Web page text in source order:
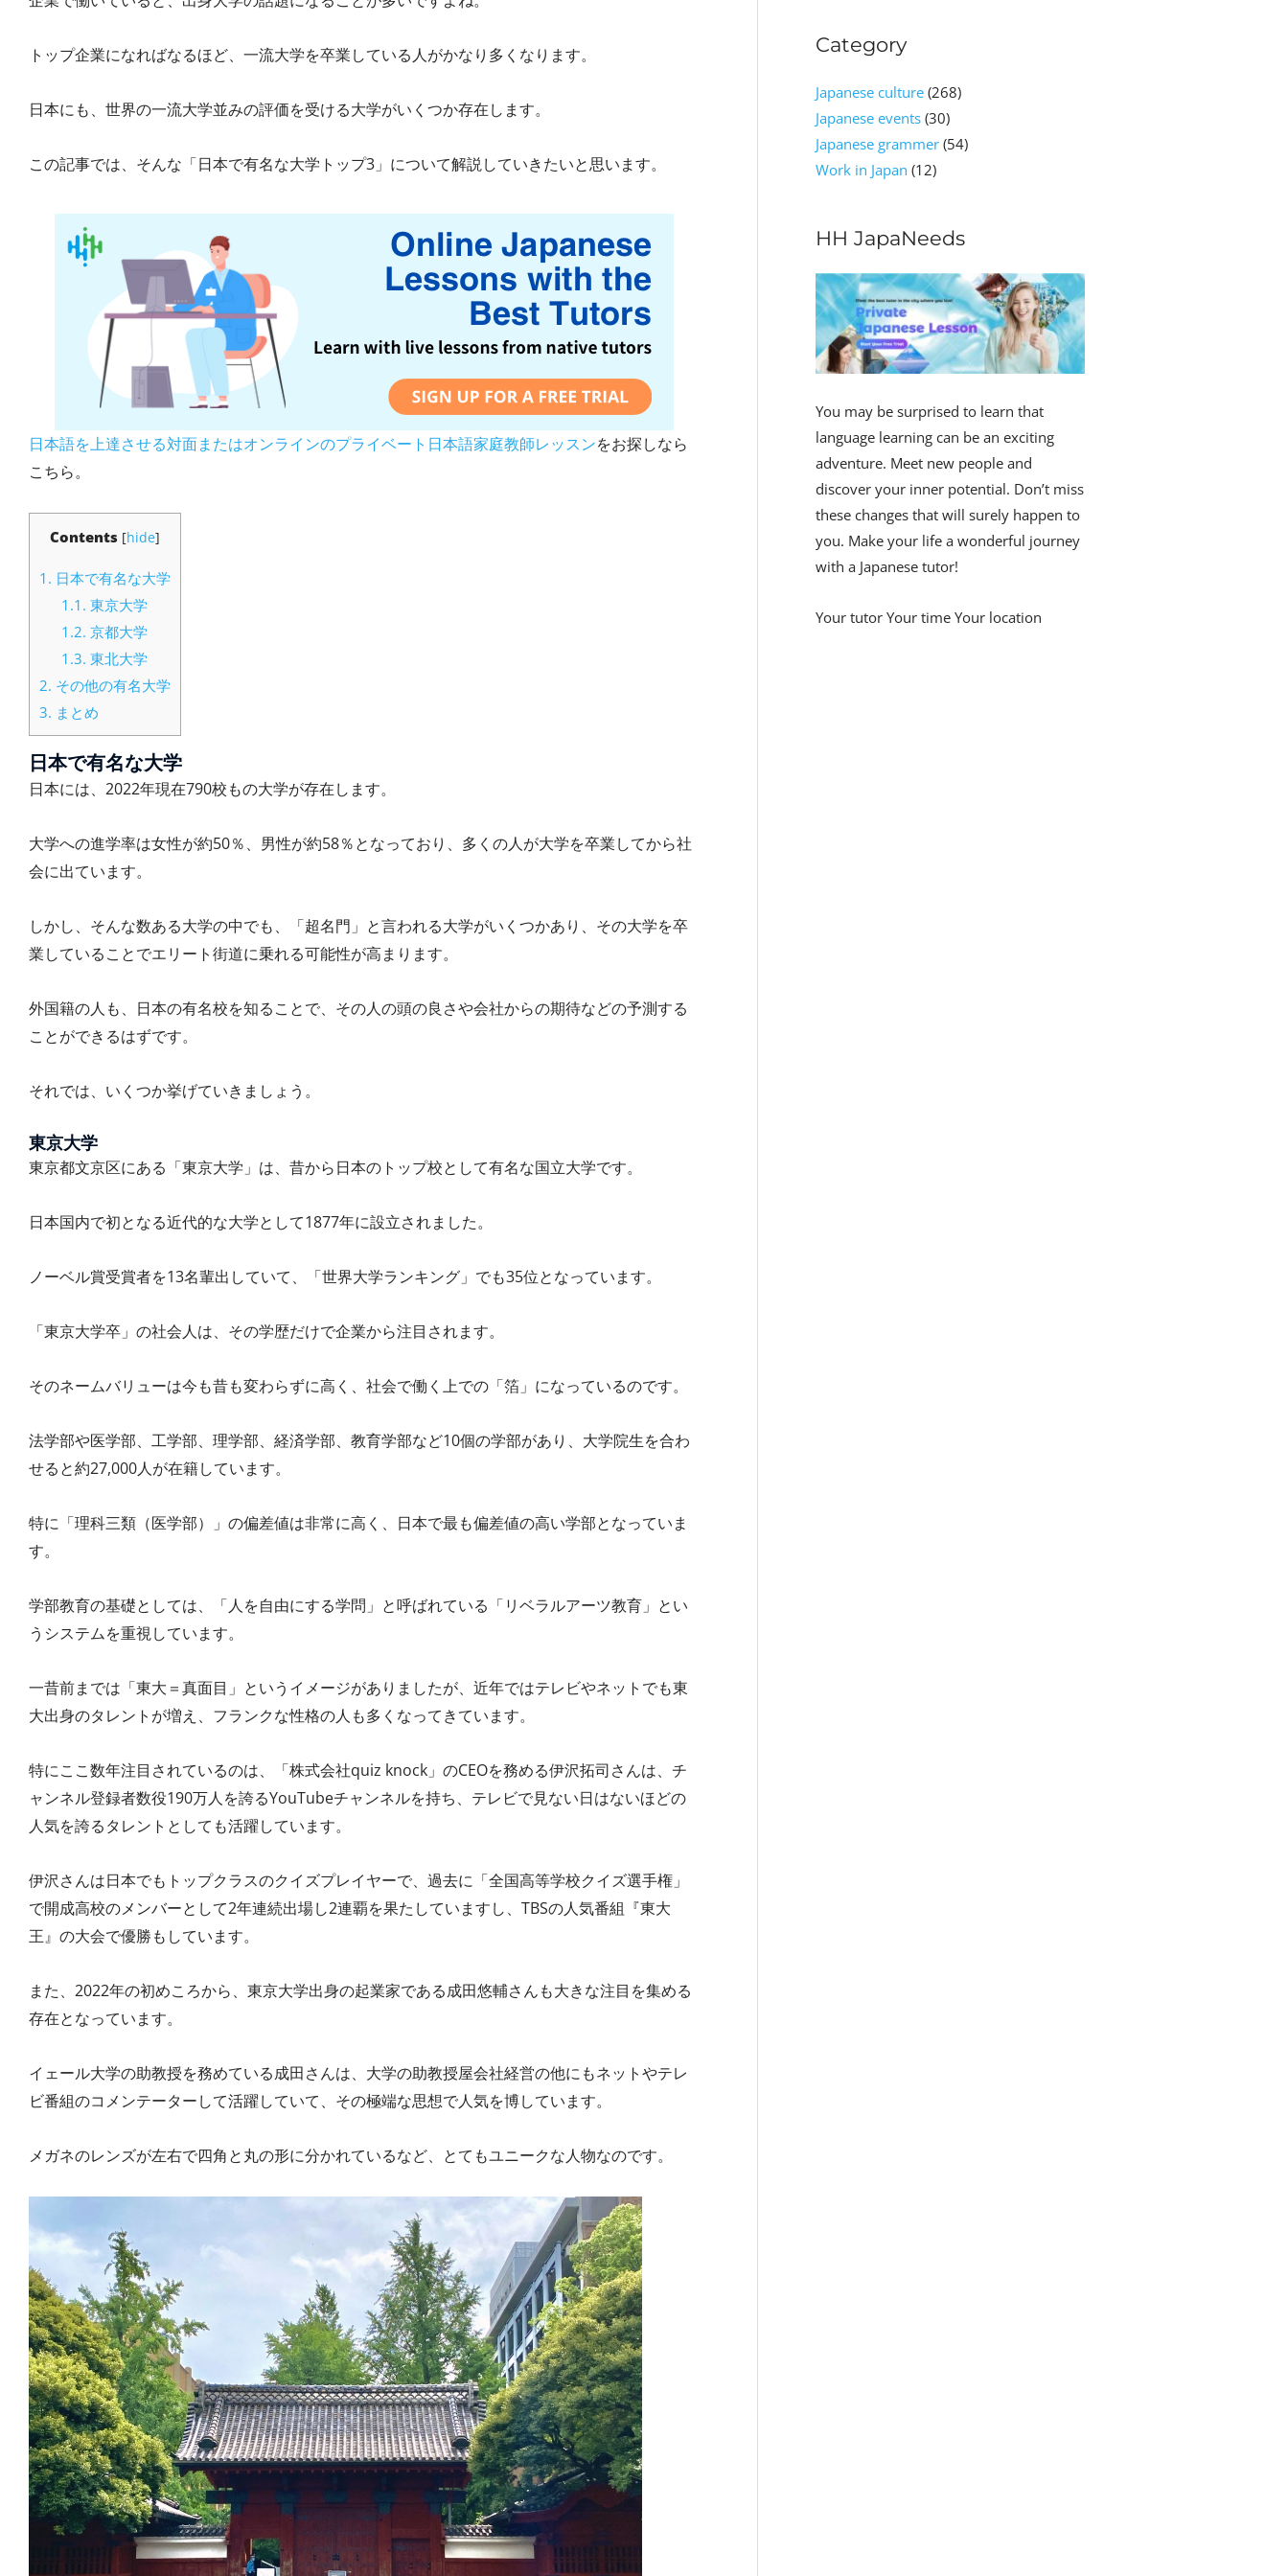
トップ企業になればなるほど、一流大学を卒業している人がかなり多くなります。
日本にも、世界の一流大学並みの評価を受ける大学がいくつか存在します。
この記事では、そんな「日本で有名な大学トップ3」について解説していきたいと思います。
日本語を上達させる対面またはオンラインのプライベート日本語家庭教師レッスンをお探しなら
こちら。
Contents [hide]
1. 日本で有名な大学
1.1. 東京大学
1.2. 京都大学
1.3. 東北大学
2. その他の有名大学
3. まとめ
日本で有名な大学
日本には、2022年現在790校もの大学が存在します。
大学への進学率は女性が約50％、男性が約58％となっており、多くの人が大学を卒業してから社
会に出ています。
しかし、そんな数ある大学の中でも、「超名門」と言われる大学がいくつかあり、その大学を卒
業していることでエリート街道に乗れる可能性が高まります。
外国籍の人も、日本の有名校を知ることで、その人の頭の良さや会社からの期待などの予測する
ことができるはずです。
それでは、いくつか挙げていきましょう。
東京大学
東京都文京区にある「東京大学」は、昔から日本のトップ校として有名な国立大学です。
日本国内で初となる近代的な大学として1877年に設立されました。
ノーベル賞受賞者を13名輩出していて、「世界大学ランキング」でも35位となっています。
「東京大学卒」の社会人は、その学歴だけで企業から注目されます。
そのネームバリューは今も昔も変わらずに高く、社会で働く上での「箔」になっているのです。
法学部や医学部、工学部、理学部、経済学部、教育学部など10個の学部があり、大学院生を合わ
せると約27,000人が在籍しています。
特に「理科三類（医学部）」の偏差値は非常に高く、日本で最も偏差値の高い学部となっていま
す。
学部教育の基礎としては、「人を自由にする学問」と呼ばれている「リベラルアーツ教育」とい
うシステムを重視しています。
一昔前までは「東大＝真面目」というイメージがありましたが、近年ではテレビやネットでも東
大出身のタレントが増え、フランクな性格の人も多くなってきています。
特にここ数年注目されているのは、「株式会社quiz knock」のCEOを務める伊沢拓司さんは、チ
ャンネル登録者数役190万人を誇るYouTubeチャンネルを持ち、テレビで見ない日はないほどの
人気を誇るタレントとしても活躍しています。
伊沢さんは日本でもトップクラスのクイズプレイヤーで、過去に「全国高等学校クイズ選手権」
で開成高校のメンバーとして2年連続出場し2連覇を果たしていますし、TBSの人気番組『東大
王』の大会で優勝もしています。
また、2022年の初めころから、東京大学出身の起業家である成田悠輔さんも大きな注目を集める
存在となっています。
イェール大学の助教授を務めている成田さんは、大学の助教授屋会社経営の他にもネットやテレ
ビ番組のコメンテーターして活躍していて、その極端な思想で人気を博しています。
メガネのレンズが左右で四角と丸の形に分かれているなど、とてもユニークな人物なのです。
Category
Japanese culture (268)
Japanese events (30)
Japanese grammer (54)
Work in Japan (12)
HH JapaNeeds
You may be surprised to learn that
language learning can be an exciting
adventure. Meet new people and
discover your inner potential. Don’t miss
these changes that will surely happen to
you. Make your life a wonderful journey
with a Japanese tutor!
Your tutor Your time Your location